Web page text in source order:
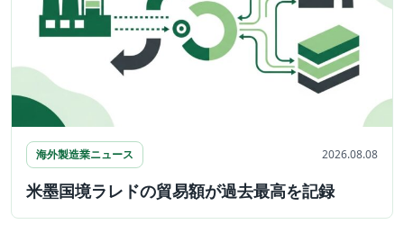
海外製造業ニュース 2026.08.08
米墨国境ラレドの貿易額が過去最高を記録